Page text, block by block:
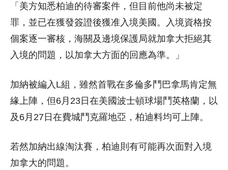
「美方知悉柏迪的待審案件，但目前他尚未被定
罪，並已在獲發簽證後獲准入境美國。入境資格按
個案逐一審核，海關及邊境保護局就加拿大拒絕其
入境的問題，以加拿大方面的回應為準。」
加納被編入L組，雖然首戰在多倫多鬥巴拿馬肯定無
緣上陣，但6月23日在美國波士頓球場鬥英格蘭，以
及6月27日在費城鬥克羅地亞，柏迪料均可上陣。
若然加納出線淘汰賽，柏迪則有可能再次面對入境
加拿大的問題。